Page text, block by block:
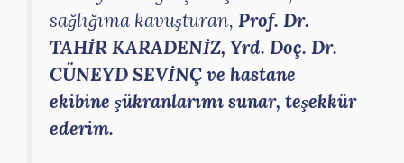
sağlığıma kavuşturan, Prof. Dr.
TAHİR KARADENİZ, Yrd. Doç. Dr.
CÜNEYD SEVİNÇ ve hastane
ekibine şükranlarımı sunar, teşekkür
ederim.